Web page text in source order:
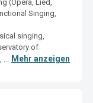
(Opera, Lied,
Singing,
singing,
of
... Mehr anzeigen